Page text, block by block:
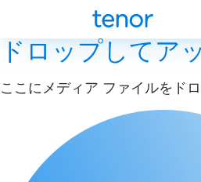
ドロップしてア
ここにメディア ファイルをド